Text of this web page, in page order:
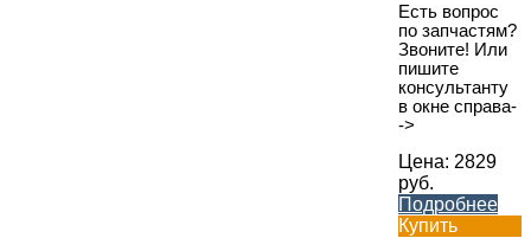
Есть вопрос
по запчастям?
Звоните! Или
пишите
консультанту
в окне справа-
->
Цена: 2829
руб.
Подробнее
Купить